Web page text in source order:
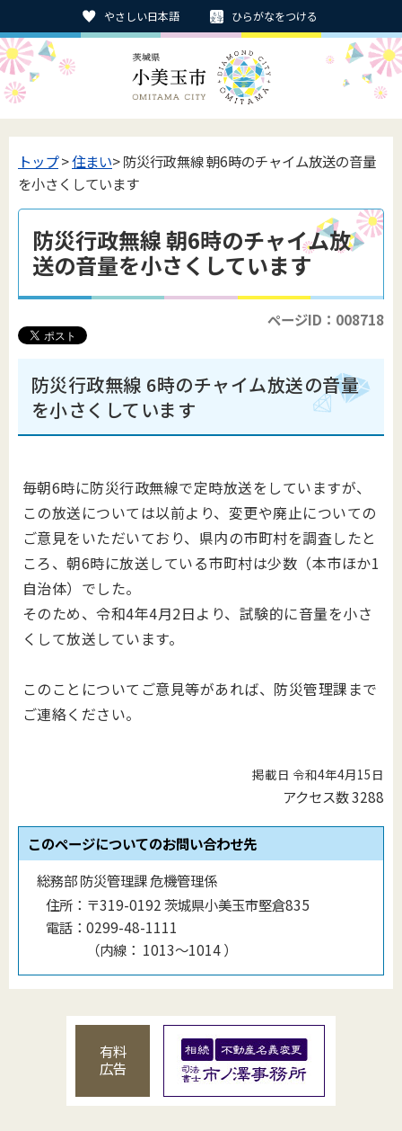
やさしい日本語 ひらがなをつける
トップ>住まい> 防災行政無線 朝6時のチャイム放送の音量
を小さくしています
防災行政無線 朝6時のチャイム放
送の音量を小さくしています
ページID：008718
防災行政無線 6時のチャイム放送の音量
を小さくしています
毎朝6時に防災行政無線で定時放送をしていますが、
この放送については以前より、変更や廃止についての
ご意見をいただいており、県内の市町村を調査したと
ころ、朝6時に放送している市町村は少数（本市ほか1
自治体）でした。
そのため、令和4年4月2日より、試験的に音量を小さ
くして放送しています。
このことについてご意見等があれば、防災管理課まで
ご連絡ください。
掲載日 令和4年4月15日
アクセス数3288
このページについてのお問い合わせ先
総務部 防災管理課 危機管理係
住所： 〒319-0192 茨城県小美玉市堅倉835
電話： 0299-48-1111
（内線 ： 1013〜1014）
有料
広告